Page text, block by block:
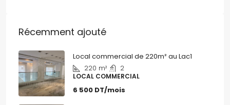
Récemment ajouté
Local commercial de 220m² au Lac1
220 m²
2
LOCAL COMMERCIAL
6 500 DT/mois